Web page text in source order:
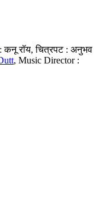
: कनू रॉय, चित्रपट : अनुभव
, Music Director :